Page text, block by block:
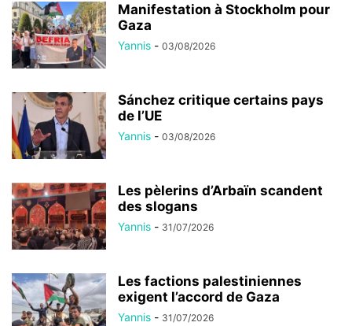
Manifestation à Stockholm pour
Gaza
Yannis - 03/08/2026
Sánchez critique certains pays
de l’UE
Yannis - 03/08/2026
Les pèlerins d’Arbaïn scandent
des slogans
Yannis - 31/07/2026
Les factions palestiniennes
exigent l’accord de Gaza
Yannis - 31/07/2026